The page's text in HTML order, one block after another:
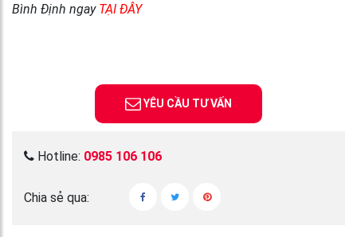
Bình Định ngay TẠI ĐÂY
YÊU CẦU TƯ VẤN
Hotline: 0985 106 106
Chia sẻ qua: